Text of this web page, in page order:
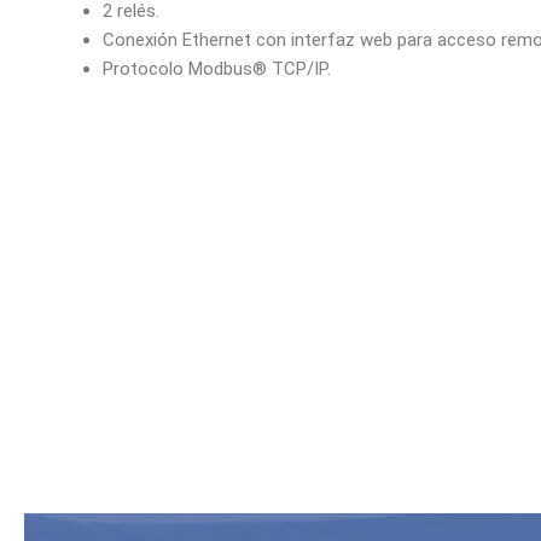
2 relés.
Conexión Ethernet con interfaz web para acceso
Protocolo Modbus® TCP/IP.